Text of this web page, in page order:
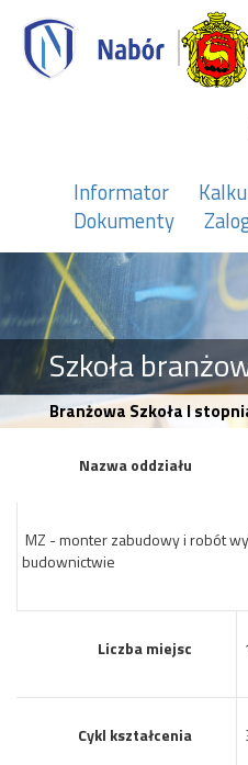
Informator
Dokumenty
Szkoła
Branżowa Szkoła I
Nazwa oddziału
MZ - monter zabudowy i robót
budownictwie
Liczba miejsc
Cykl kształcenia